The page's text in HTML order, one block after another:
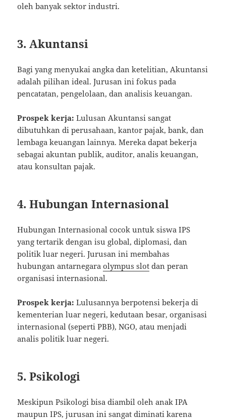
oleh banyak sektor industri.
3. Akuntansi
Bagi yang menyukai angka dan ketelitian, Akuntansi
adalah pilihan ideal. Jurusan ini fokus pada
pencatatan, pengelolaan, dan analisis keuangan.
Prospek kerja: Lulusan Akuntansi sangat
dibutuhkan di perusahaan, kantor pajak, bank, dan
lembaga keuangan lainnya. Mereka dapat bekerja
sebagai akuntan publik, auditor, analis keuangan,
atau konsultan pajak.
4. Hubungan Internasional
Hubungan Internasional cocok untuk siswa IPS
yang tertarik dengan isu global, diplomasi, dan
politik luar negeri. Jurusan ini membahas
hubungan antarnegaraolympus slot dan peran
organisasi internasional.
Prospek kerja: Lulusannya berpotensi bekerja di
kementerian luar negeri, kedutaan besar, organisasi
internasional (seperti PBB), NGO, atau menjadi
analis politik luar negeri.
5. Psikologi
Meskipun Psikologi bisa diambil oleh anak IPA
maupun IPS, jurusan ini sangat diminati karena